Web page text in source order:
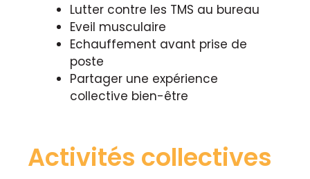
Lutter contre les TMS au bureau
Eveil musculaire
Echauffement avant prise de
poste
Partager une expérience
collective bien-être
Activités collectives